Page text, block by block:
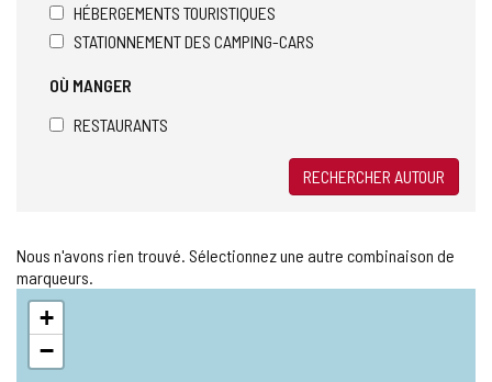
HÉBERGEMENTS TOURISTIQUES
STATIONNEMENT DES CAMPING-CARS
OÙ MANGER
RESTAURANTS
RECHERCHER AUTOUR
Nous n'avons rien trouvé. Sélectionnez une autre combinaison de
marqueurs.
Sauter
carte
+
−